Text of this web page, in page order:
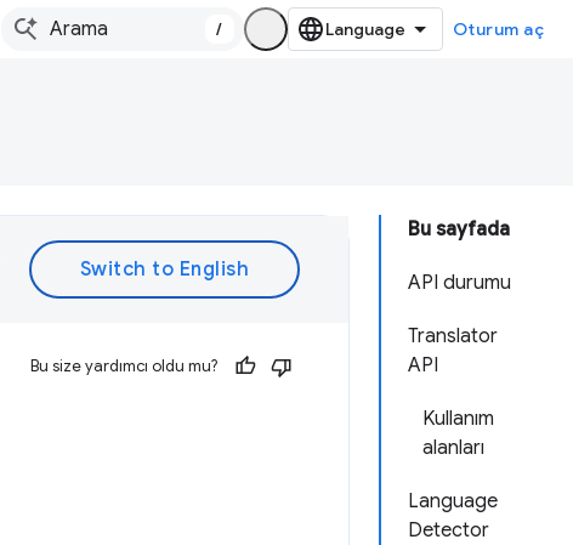
/ Oturum aç
Bu sayfada
API durumu
Translator
API
Kullanım
alanları
Language
Detector
Bu size yardımcı oldu mu?